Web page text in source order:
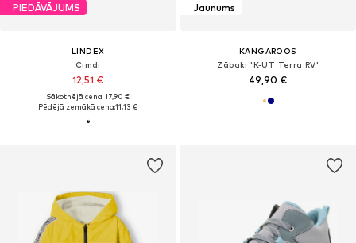
PIEDĀVĀJUMS
LINDEX
Cimdi
12,51 €
Sākotnējā cena: 17,90 €
Pēdējā zemākā cena:11,13 €
Jaunums
KANGAROOS
Zābaki 'K-UT Terra RV'
49,90 €